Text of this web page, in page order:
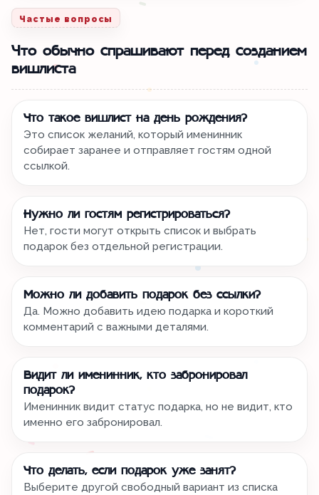
Частые вопросы
Что обычно спрашивают перед созданием
вишлиста
Что такое вишлист на день рождения?
Это список желаний, который именинник
собирает заранее и отправляет гостям одной
ссылкой.
Нужно ли гостям регистрироваться?
Нет, гости могут открыть список и выбрать
подарок без отдельной регистрации.
Можно ли добавить подарок без ссылки?
Да. Можно добавить идею подарка и короткий
комментарий с важными деталями.
Видит ли именинник, кто забронировал
подарок?
Именинник видит статус подарка, но не видит, кто
именно его забронировал.
Что делать, если подарок уже занят?
Выберите другой свободный вариант из списка